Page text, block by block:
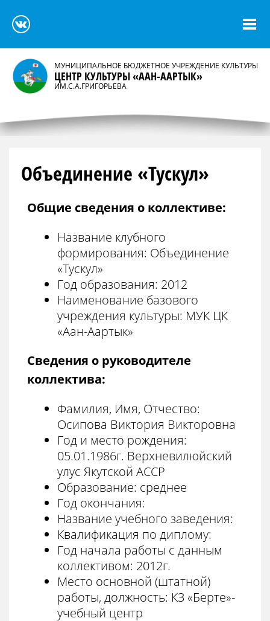
МУНИЦИПАЛЬНОЕ БЮДЖЕТНОЕ УЧРЕЖДЕНИЕ КУЛЬТУРЫ
ЦЕНТР КУЛЬТУРЫ «ААН-ААРТЫК»
ИМ.С.А.ГРИГОРЬЕВА
Объединение «Тускул»
Общие сведения о коллективе:
Название клубного
формирования: Объединение
«Тускул»
Год образования: 2012
Наименование базового
учреждения культуры: МУК ЦК
«Аан-Аартык»
Сведения о руководителе
коллектива:
Фамилия, Имя, Отчество:
Осипова Виктория Викторовна
Год и место рождения:
05.01.1986г. Верхневилюйский
улус Якутской АССР
Образование: среднее
Год окончания:
Название учебного заведения:
Квалификация по диплому:
Год начала работы с данным
коллективом: 2012г.
Место основной (штатной)
работы, должность: КЗ «Берте»-
учебный центр